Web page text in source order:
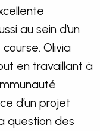
au sein d’un
Olivia
en travaillant à
d’un projet
question des